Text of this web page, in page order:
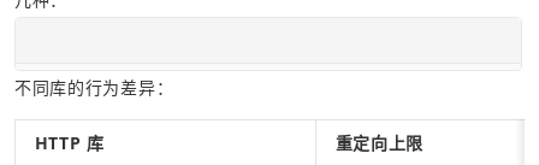
不同库的行为差异：
HTTP 库 重定向上限